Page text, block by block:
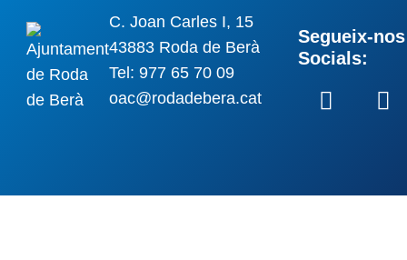
C. Joan Carles I, 15
43883 Roda de Berà
Tel: 977 65 70 09
oac@rodadebera.cat
Segueix-
Socials: